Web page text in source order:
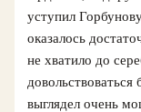
уступил
оказалось
не хватило до
выглядел очень